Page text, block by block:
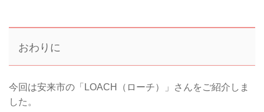
おわりに
今回は安来市の「LOACH（ローチ）」さんをご紹介しま
した。